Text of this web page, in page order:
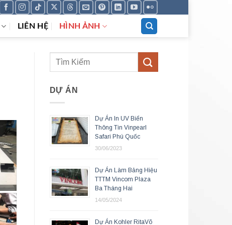
LIÊN HỆ HÌNH ẢNH
DỰ ÁN
Dự Án In UV Biển
Thông Tin Vinpearl
Safari Phú Quốc
30/06/2023
Dự Án Làm Bảng Hiệu
TTTM Vincom Plaza
Ba Tháng Hai
14/05/2024
Dự Án Kohler RitaVõ